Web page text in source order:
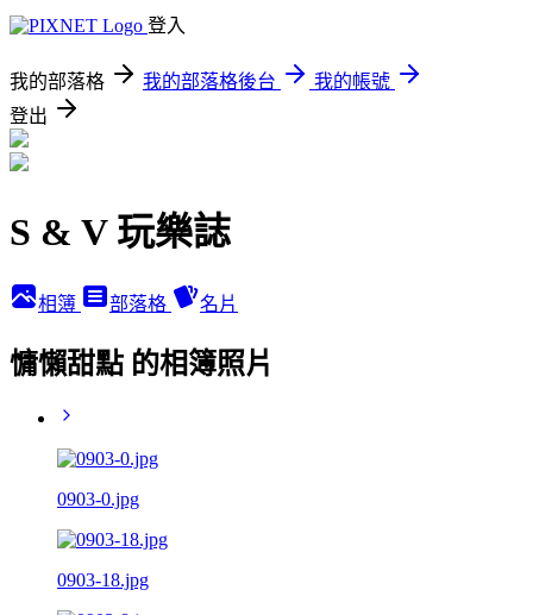
登入
我的部落格 我的部落格後台
我的帳號
登出
S & V 玩樂誌
相簿 部落格 名片
慵懶甜點 的相簿照片
0903-0.jpg
0903-18.jpg